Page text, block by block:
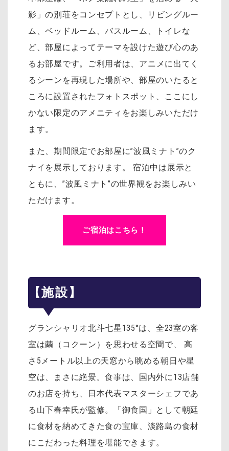
影」の別荘をコンセプトとし、リ ビングルー
ム、ベッドルーム、バスルーム、トイレな
ど、部屋によってテーマを設けた遊び心のあ
るお部屋です。
ご利用者は、アニメに出てく
るシーンを再現した場所や、部屋のいたると
ころに設置されたフォトスポット、
ここにし
かない限定のアメニティをお楽しみいただけ
ます。
また、期間限定でお部屋に”波風ミナト”のク
ナイを展示しております。 宿泊中は展示と
ともに、”波風ミナト”の世界観をお楽しみい
ただけます。
ご宿泊はこちら！
【施設】
グランシャリオ北斗七星135°は、全23室の客
室は繭（コクーン）を思わせる空間で、 高
さ5メートル以上の天窓から眺める朝日や星
空は、まさに絶景。食事は、国内外に13店舗
のお店を持ち、日本代表マスターシェフであ
る山下春幸氏が監修。「御食国」として朝廷
に食材を納めてきた食の宝庫、淡路島の食材
にこだわった料理を堪能できます。